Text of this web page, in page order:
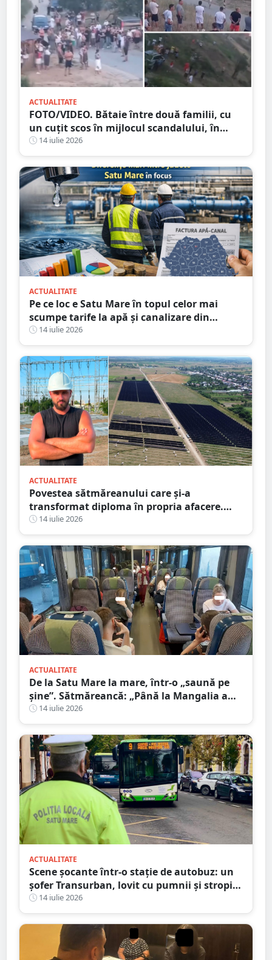
ACTUALITATE
FOTO/VIDEO. Bătaie între două familii, cu
un cuțit scos în mijlocul scandalului, în
Satu Mare. 400 de persoane la fața locului
14 iulie 2026
ACTUALITATE
Pe ce loc e Satu Mare în topul celor mai
scumpe tarife la apă și canalizare din
România
14 iulie 2026
ACTUALITATE
Povestea sătmăreanului care și-a
transformat diploma în propria afacere.
Parc solar de 460 de milioane de euro,
protejat cu proiectul său
14 iulie 2026
ACTUALITATE
De la Satu Mare la mare, într-o „saună pe
șine”. Sătmăreancă: „Până la Mangalia a
fost un calvar”
14 iulie 2026
ACTUALITATE
Scene șocante într-o stație de autobuz: un
șofer Transurban, lovit cu pumnii și stropit
cu spray lacrimogen
14 iulie 2026